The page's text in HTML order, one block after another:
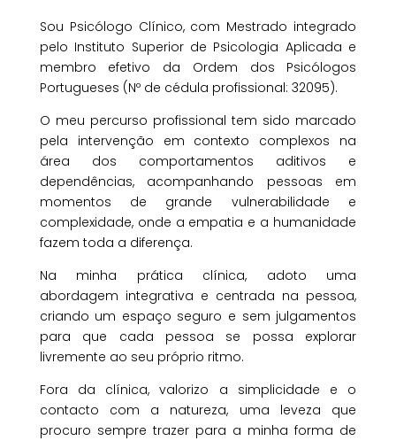
Sou Psicólogo Clínico, com Mestrado integrado
pelo Instituto Superior de Psicologia Aplicada e
membro efetivo da Ordem dos Psicólogos
Portugueses (Nº de cédula profissional: 32095).
O meu percurso profissional tem sido marcado
pela intervenção em contexto complexos na
área dos comportamentos aditivos e
dependências, acompanhando pessoas em
momentos de grande vulnerabilidade e
complexidade, onde a empatia e a humanidade
fazem toda a diferença.
Na minha prática clínica, adoto uma
abordagem integrativa e centrada na pessoa,
criando um espaço seguro e sem julgamentos
para que cada pessoa se possa explorar
livremente ao seu próprio ritmo.
Fora da clínica, valorizo a simplicidade e o
contacto com a natureza, uma leveza que
procuro sempre trazer para a minha forma de